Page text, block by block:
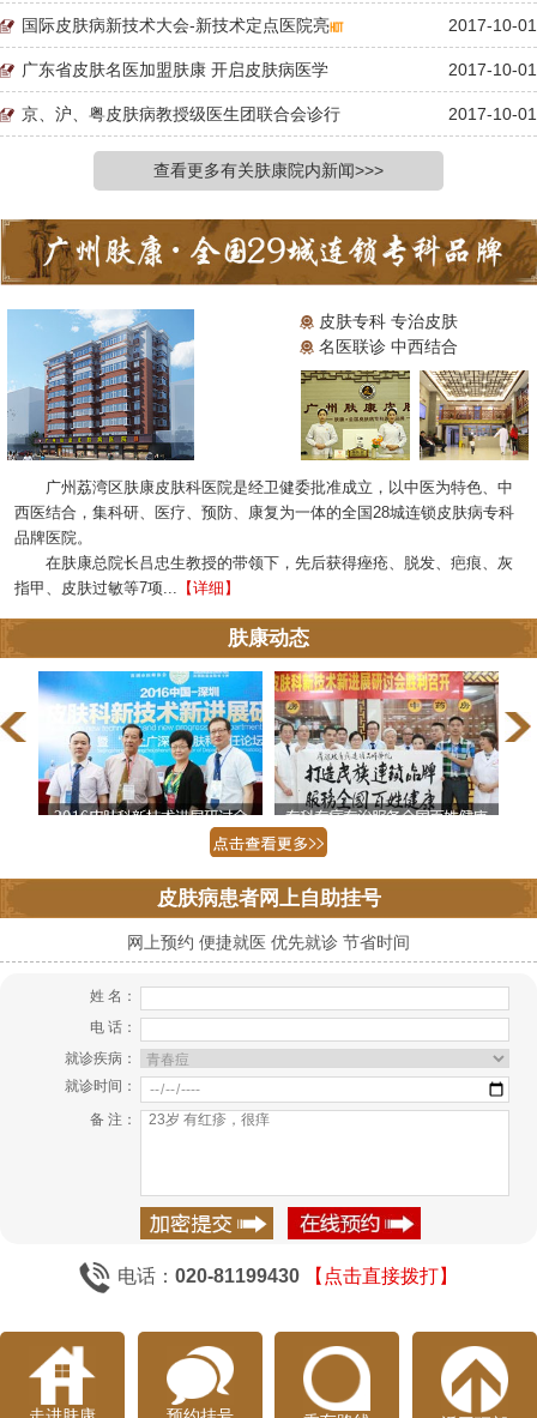
国际皮肤病新技术大会-新技术定点医院亮 2017-10-01
广东省皮肤名医加盟肤康 开启皮肤病医学 2017-10-01
京、沪、粤皮肤病教授级医生团联合会诊行 2017-10-01
查看更多有关肤康院内新闻>>>
皮肤专科 专治皮肤
名医联诊 中西结合
广州荔湾区肤康皮肤科医院是经卫健委批准成立，以中医为特色、中
西医结合，集科研、医疗、预防、康复为一体的全国28城连锁皮肤病专科
品牌医院。
在肤康总院长吕忠生教授的带领下，先后获得痤疮、脱发、疤痕、灰
指甲、皮肤过敏等7项... 【详细】
肤康动态
皮肤病患者网上自助挂号
网上预约 便捷就医 优先就诊 节省时间
姓 名：
电 话：
就诊疾病：
就诊时间：
备 注：
电话：020-81199430 【点击直接拨打】